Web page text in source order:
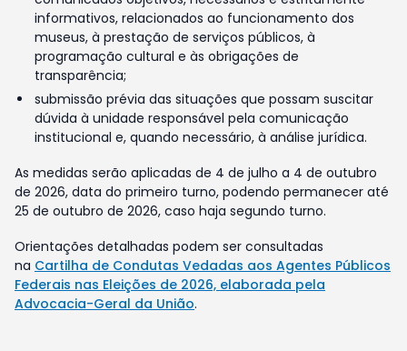
informativos, relacionados ao funcionamento dos
museus, à prestação de serviços públicos, à
programação cultural e às obrigações de
transparência;
submissão prévia das situações que possam suscitar
dúvida à unidade responsável pela comunicação
institucional e, quando necessário, à análise jurídica.
As medidas serão aplicadas de 4 de julho a 4 de outubro
de 2026, data do primeiro turno, podendo permanecer até
25 de outubro de 2026, caso haja segundo turno.
Orientações detalhadas podem ser consultadas
na Cartilha de Condutas Vedadas aos Agentes Públicos
Federais nas Eleições de 2026, elaborada pela
Advocacia-Geral da União.